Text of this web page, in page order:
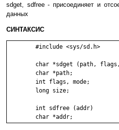
sdget, sdfree - пpиcoeдиняeт и
дaнныx
СИНТАКСИС